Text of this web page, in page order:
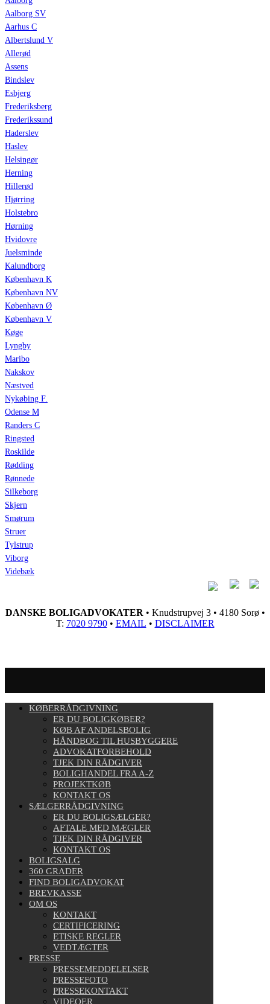
Aalborg SV
Aarhus C
Albertslund V
Allerød
Assens
Bindslev
Esbjerg
Frederiksberg
Frederikssund
Haderslev
Haslev
Helsingør
Herning
Hillerød
Hjørring
Holstebro
Hørning
Hvidovre
Juelsminde
Kalundborg
København K
København NV
København Ø
København V
Køge
Lyngby
Maribo
Nakskov
Næstved
Nykøbing F.
Odense M
Randers C
Ringsted
Roskilde
Rødding
Rønnede
Silkeborg
Skjern
Smørum
Struer
Tylstrup
Viborg
Videbæk
DANSKE BOLIGADVOKATER • Knudstrupvej 3 • 4180 Sorø •
T: 7020 9790• EMAIL • DISCLAIMER
KØBERRÅDGIVNING
ER DU BOLIGKØBER?
KØB AF ANDELSBOLIG
HÅNDBOG TIL HUSBYGGERE
ADVOKATFORBEHOLD
TJEK DIN RÅDGIVER
BOLIGHANDEL FRA A-Z
PROJEKTKØB
KONTAKT OS
SÆLGERRÅDGIVNING
ER DU BOLIGSÆLGER?
AFTALE MED MÆGLER
TJEK DIN RÅDGIVER
KONTAKT OS
BOLIGSALG
360 GRADER
FIND BOLIGADVOKAT
BREVKASSE
OM OS
KONTAKT
CERTIFICERING
ETISKE REGLER
VEDTÆGTER
PRESSE
PRESSEMEDDELELSER
PRESSEFOTO
PRESSEKONTAKT
VIDEOER